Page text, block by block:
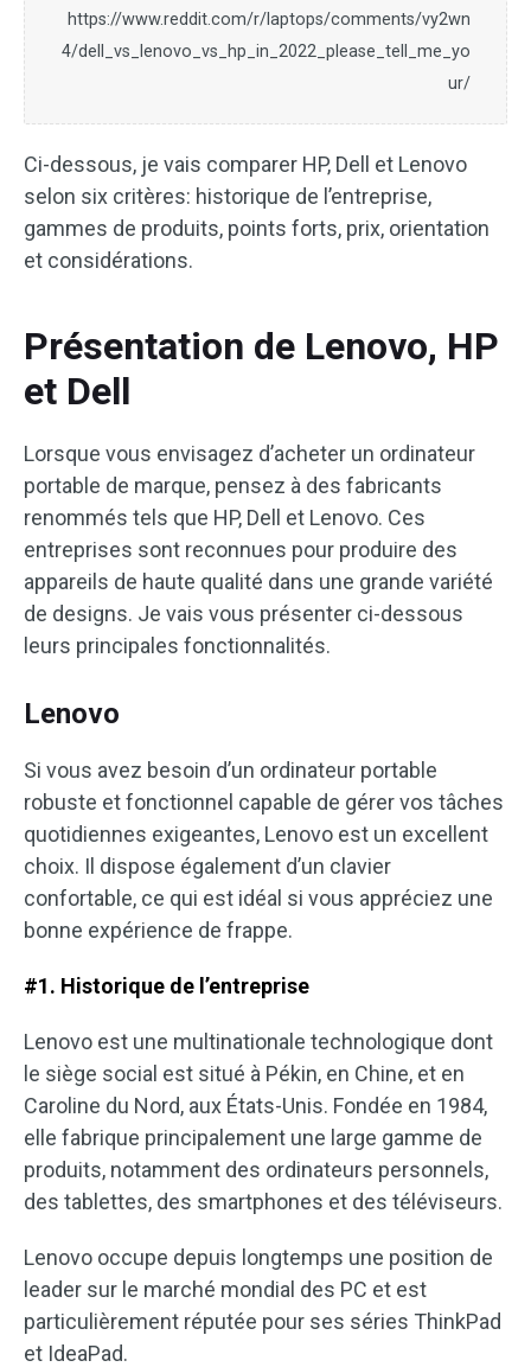
https://www.reddit.com/r/laptops/comments/vy2wn
4/dell_vs_lenovo_vs_hp_in_2022_please_tell_me_yo
ur/
Ci-dessous, je vais comparer HP, Dell et Lenovo
selon six critères: historique de l’entreprise,
gammes de produits, points forts, prix, orientation
et considérations.
Présentation de Lenovo, HP
et Dell
Lorsque vous envisagez d’acheter un ordinateur
portable de marque, pensez à des fabricants
renommés tels que HP, Dell et Lenovo. Ces
entreprises sont reconnues pour produire des
appareils de haute qualité dans une grande variété
de designs. Je vais vous présenter ci-dessous
leurs principales fonctionnalités.
Lenovo
Si vous avez besoin d’un ordinateur portable
robuste et fonctionnel capable de gérer vos tâches
quotidiennes exigeantes, Lenovo est un excellent
choix. Il dispose également d’un clavier
confortable, ce qui est idéal si vous appréciez une
bonne expérience de frappe.
#1. Historique de l’entreprise
Lenovo est une multinationale technologique dont
le siège social est situé à Pékin, en Chine, et en
Caroline du Nord, aux États-Unis. Fondée en 1984,
elle fabrique principalement une large gamme de
produits, notamment des ordinateurs personnels,
des tablettes, des smartphones et des téléviseurs.
Lenovo occupe depuis longtemps une position de
leader sur le marché mondial des PC et est
particulièrement réputée pour ses séries ThinkPad
et IdeaPad.